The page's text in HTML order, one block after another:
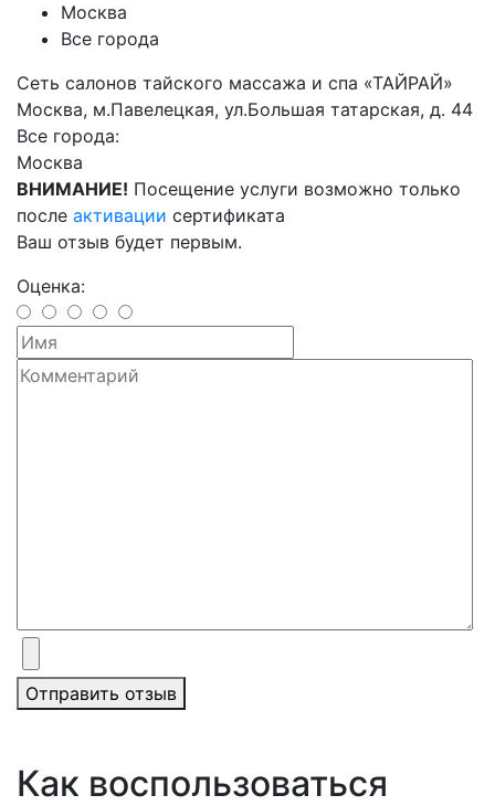
Москва
Все города
Cеть салонов тайского массажа и спа «ТАЙРАЙ»
Москва, м.Павелецкая, ул.Большая татарская, д. 44
Все города:
Москва
ВНИМАНИЕ! Посещение услуги возможно только
после активации сертификата
Ваш отзыв будет первым.
Оценка:
Отправить отзыв
Как воспользоваться